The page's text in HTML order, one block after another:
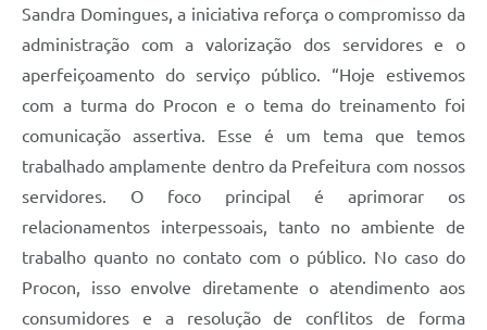
Sandra Domingues, a iniciativa reforça o compromisso da
administração com a valorização dos servidores e o
aperfeiçoamento do serviço público. “Hoje estivemos
com a turma do Procon e o tema do treinamento foi
comunicação assertiva. Esse é um tema que temos
trabalhado amplamente dentro da Prefeitura com nossos
servidores. O foco principal é aprimorar os
relacionamentos interpessoais, tanto no ambiente de
trabalho quanto no contato com o público. No caso do
Procon, isso envolve diretamente o atendimento aos
consumidores e a resolução de conflitos de forma